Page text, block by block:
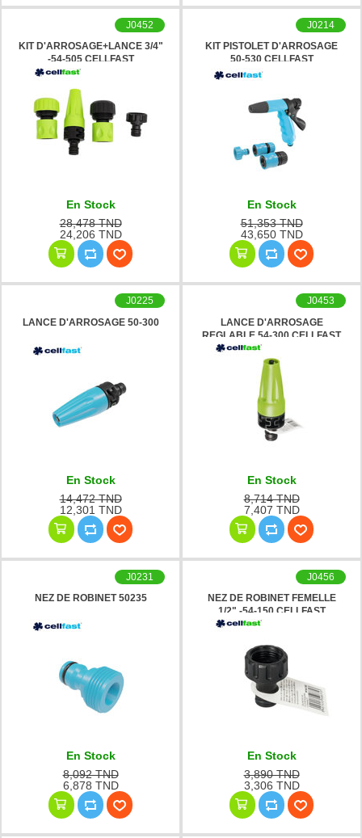
KIT D'ARROSAGE+LANCE 3/4"
-54-505 CELLFAST
J0452
En Stock
28,478 TND
24,206 TND
KIT PISTOLET D'ARROSAGE
50-530 CELLFAST
J0214
En Stock
51,353 TND
43,650 TND
LANCE D'ARROSAGE 50-300
J0225
En Stock
14,472 TND
12,301 TND
LANCE D'ARROSAGE
REGLABLE 54-300 CELLFAST
J0453
En Stock
8,714 TND
7,407 TND
NEZ DE ROBINET 50235
J0231
En Stock
8,092 TND
6,878 TND
NEZ DE ROBINET FEMELLE
1/2" -54-150 CELLFAST
J0456
En Stock
3,890 TND
3,306 TND